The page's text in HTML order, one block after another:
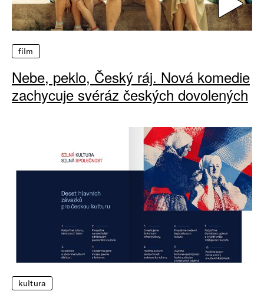
film
Nebe, peklo, Český ráj. Nová komedie
zachycuje svéráz českých dovolených
kultura